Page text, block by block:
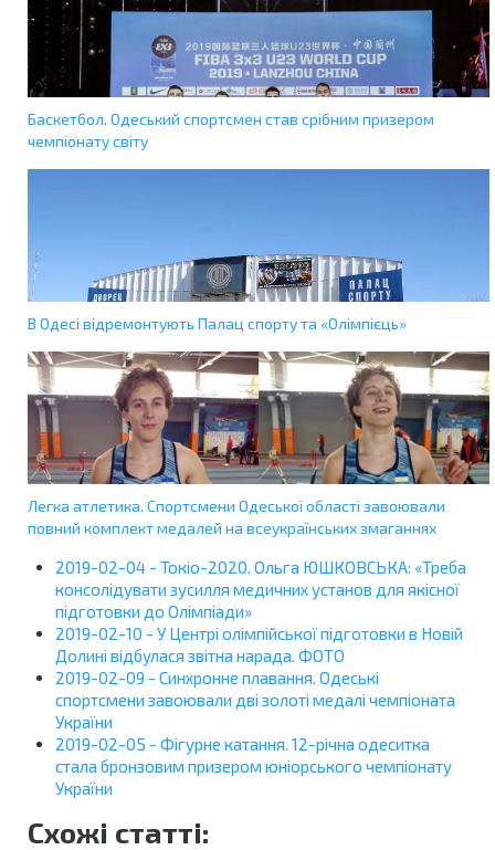
Баскетбол. Одеський спортсмен став срібним призером
чемпіонату світу
В Одесі відремонтують Палац спорту та «Олімпієць»
Легка атлетика. Спортсмени Одеської області завоювали
повний комплект медалей на всеукраїнських змаганнях
2019-02-04 - Токіо-2020. Ольга ЮШКОВСЬКА: «Треба
консолідувати зусилля медичних установ для якісної
підготовки до Олімпіади»
2019-02-10 - У Центрі олімпійської підготовки в Новій
Долині відбулася звітна нарада. ФОТО
2019-02-09 - Синхронне плавання. Одеські
спортсмени завоювали дві золоті медалі чемпіоната
України
2019-02-05 - Фігурне катання. 12-річна одеситка
стала бронзовим призером юніорського чемпіонату
України
Схожі статті: